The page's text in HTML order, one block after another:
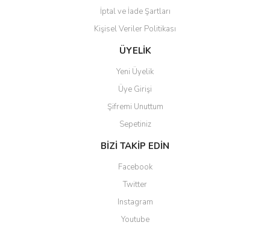
Gönder
İptal ve İade Şartları
Kişisel Veriler Politikası
ÜYELİK
Yeni Üyelik
Üye Girişi
Şifremi Unuttum
Sepetiniz
BİZİ TAKİP EDİN
Facebook
Twitter
Instagram
Youtube